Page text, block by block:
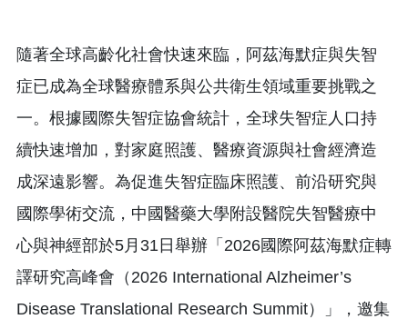
隨著全球高齡化社會快速來臨，阿茲海默症與失智
症已成為全球醫療體系與公共衛生領域重要挑戰之
一。根據國際失智症協會統計，全球失智症人口持
續快速增加，對家庭照護、醫療資源與社會經濟造
成深遠影響。為促進失智症臨床照護、前沿研究與
國際學術交流，中國醫藥大學附設醫院失智醫療中
心與神經部於5月31日舉辦「2026國際阿茲海默症轉
譯研究高峰會（2026 International Alzheimer’s
Disease Translational Research Summit）」，邀集